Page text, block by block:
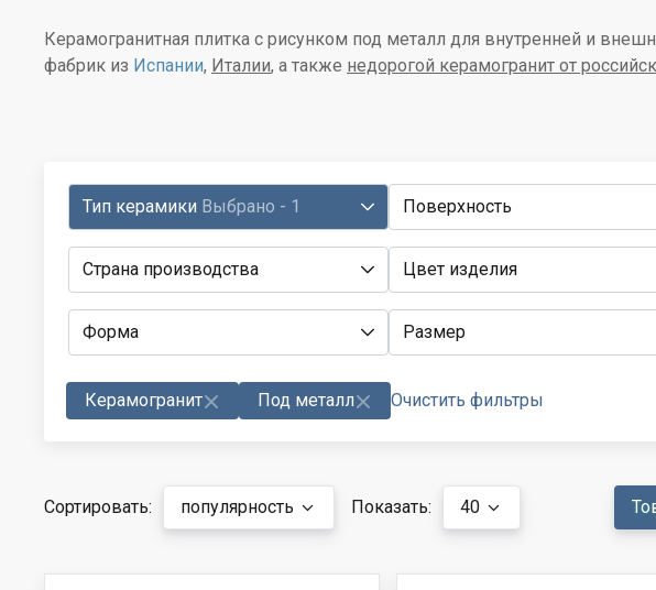
Керамогранитная плитка с рисунком под металл для внутренней и
фабрик из Испании, Италии, а также недорогой керамогранит от
Тип керамики Выбрано - 1 Поверхность
Страна производства Цвет изделия
Форма Размер
Керамогранит Под металл Очистить фильтры
Сортировать: популярность Показать: 40